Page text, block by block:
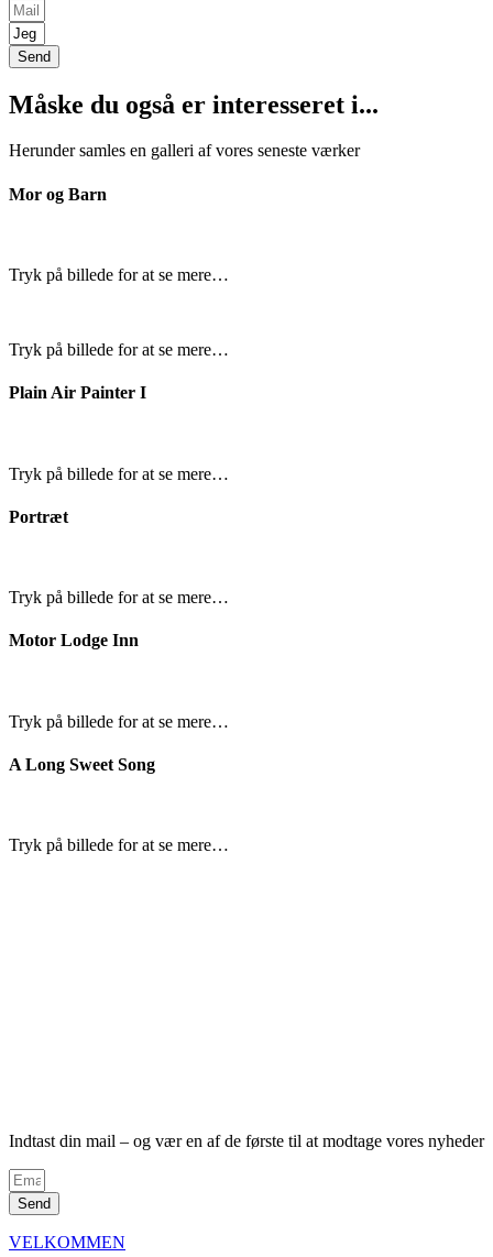
Send
Måske du også er interesseret i...
Herunder samles en galleri af vores seneste værker
Mor og Barn
Tryk på billede for at se mere…
Tryk på billede for at se mere…
Plain Air Painter I
Tryk på billede for at se mere…
Portræt
Tryk på billede for at se mere…
Motor Lodge Inn
Tryk på billede for at se mere…
A Long Sweet Song
Tryk på billede for at se mere…
Indtast din mail – og vær en af de første til at modtage vores nyheder
Send
VELKOMMEN